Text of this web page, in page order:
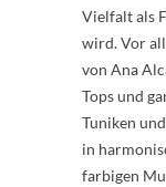
Vielfalt als
wird. Vor
von Ana
Tops und
Tuniken
in
farbigen